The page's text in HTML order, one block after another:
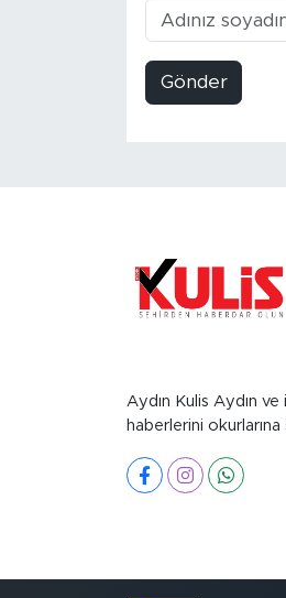
Gönder
Aydın Kulis Aydın
haberlerini